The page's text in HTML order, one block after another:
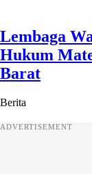
Lembaga
Hukum
Barat
Berita
ADVERTISEMENT